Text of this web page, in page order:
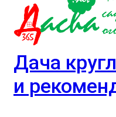
Дача
и